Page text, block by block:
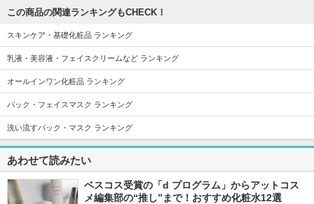
アテニア
イオナ エフ ベネフィーク
この商品の関連ランキングもCHECK！
スキンケア・基礎化粧品 ランキング
乳液・美容液・フェイスクリームなど ランキング
オールインワン化粧品 ランキング
パック・フェイスマスク ランキング
洗い流すパック・マスク ランキング
あわせて読みたい
ベスコス受賞の「d プログラム」からアットコス
メ編集部の“推し”まで！おすすめ化粧水12選